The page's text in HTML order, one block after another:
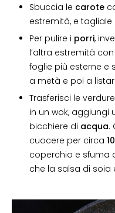
Sbuccia le carote
estremità, e tagliale
Per pulire i porri,
l’altra estremità
foglie più esterne e
a metà e poi a
Trasferisci le
in un wok, aggiungi
bicchiere di acqua.
cuocere per circa
coperchio e sfuma
che la salsa di soia